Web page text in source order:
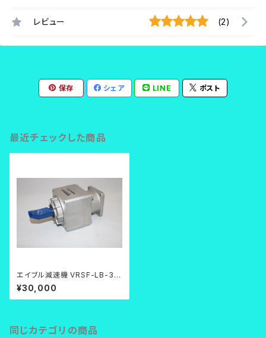
レビュー (2)
保存 シェア LINE ポスト
最近チェックした商品
エイブル減速機 VRSF-LB-35
C-200
¥30,000
同じカテゴリの商品